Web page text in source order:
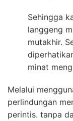
Sehingga
langgeng
mutakhir.
minat
Melalui
perlindungan
perintis. tanpa